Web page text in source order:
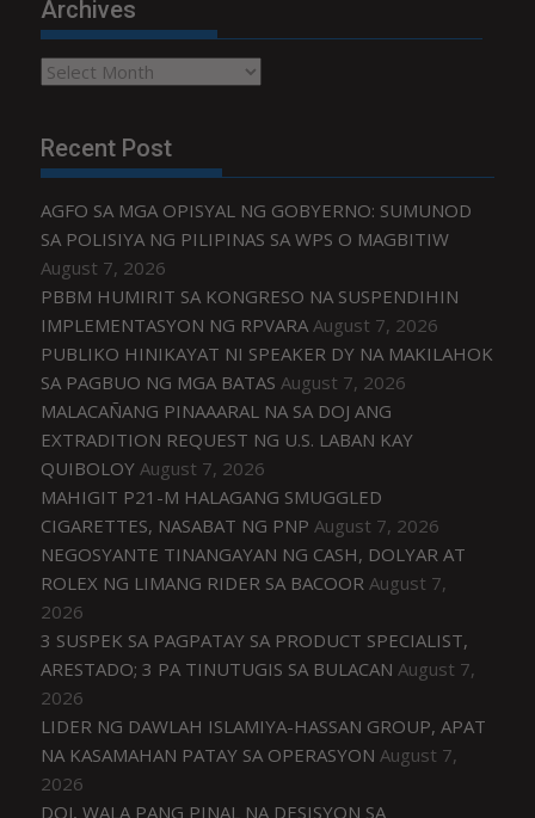
Archives
Archives
Recent Post
AGFO SA MGA OPISYAL NG GOBYERNO: SUMUNOD
SA POLISIYA NG PILIPINAS SA WPS O MAGBITIW
August 7, 2026
PBBM HUMIRIT SA KONGRESO NA SUSPENDIHIN
IMPLEMENTASYON NG RPVARA August 7, 2026
PUBLIKO HINIKAYAT NI SPEAKER DY NA MAKILAHOK
SA PAGBUO NG MGA BATAS August 7, 2026
MALACAÑANG PINAAARAL NA SA DOJ ANG
EXTRADITION REQUEST NG U.S. LABAN KAY
QUIBOLOY August 7, 2026
MAHIGIT P21-M HALAGANG SMUGGLED
CIGARETTES, NASABAT NG PNP August 7, 2026
NEGOSYANTE TINANGAYAN NG CASH, DOLYAR AT
ROLEX NG LIMANG RIDER SA BACOOR August 7,
2026
3 SUSPEK SA PAGPATAY SA PRODUCT SPECIALIST,
ARESTADO; 3 PA TINUTUGIS SA BULACAN August 7,
2026
LIDER NG DAWLAH ISLAMIYA-HASSAN GROUP, APAT
NA KASAMAHAN PATAY SA OPERASYON August 7,
2026
DOJ, WALA PANG PINAL NA DESISYON SA